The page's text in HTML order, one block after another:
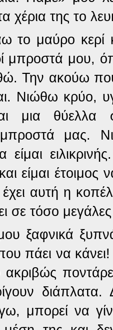
χέρια της το
το μαύρο κερί
μπροστά μου,
Την ακούω
Νιώθω κρύο,
μια θύελλα
μπροστά μας.
είμαι
είμαι
έχει αυτή η
σε τόσο μεγάλες
ξαφνικά
πάει να κάνει!
μπορεί να